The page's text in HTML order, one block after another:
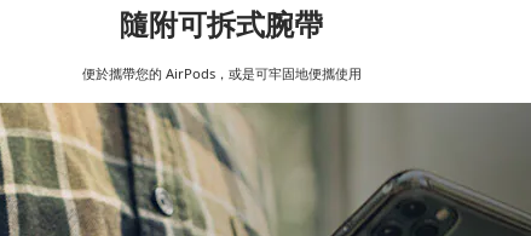
隨附可拆式腕帶
便於攜帶您的 AirPods，或是可牢固地便攜使用